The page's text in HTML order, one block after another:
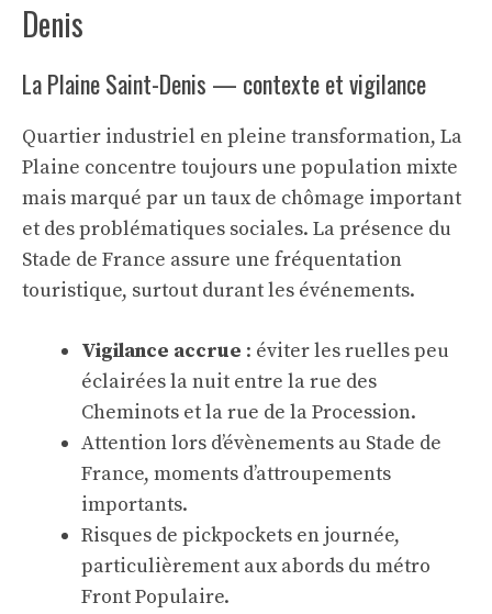
Denis
La Plaine Saint-Denis — contexte et vigilance
Quartier industriel en pleine transformation, La
Plaine concentre toujours une population mixte
mais marqué par un taux de chômage important
et des problématiques sociales. La présence du
Stade de France assure une fréquentation
touristique, surtout durant les événements.
Vigilance accrue : éviter les ruelles peu
éclairées la nuit entre la rue des
Cheminots et la rue de la Procession.
Attention lors d’évènements au Stade de
France, moments d’attroupements
importants.
Risques de pickpockets en journée,
particulièrement aux abords du métro
Front Populaire.